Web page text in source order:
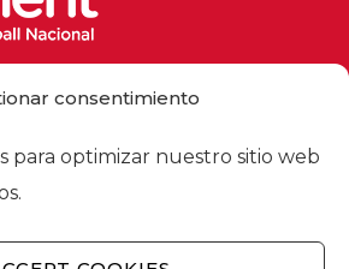
consentimiento
para optimizar nuestro sitio web